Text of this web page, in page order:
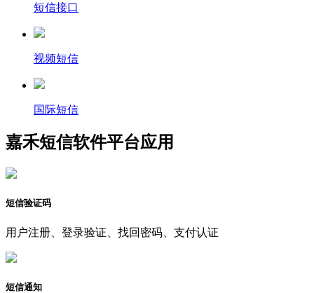
短信接口
视频短信
国际短信
嘉禾短信软件平台应用
短信验证码
用户注册、登录验证、找回密码、支付认证
短信通知